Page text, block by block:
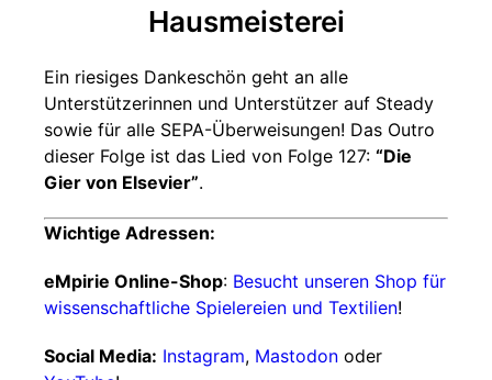
Hausmeisterei
Ein riesiges Dankeschön geht an alle
Unterstützerinnen und Unterstützer auf Steady
sowie für alle SEPA-Überweisungen! Das Outro
dieser Folge ist das Lied von Folge 127: “Die
Gier von Elsevier”.
Wichtige Adressen:
eMpirie Online-Shop: Besucht unseren Shop für
wissenschaftliche Spielereien und Textilien!
Social Media: Instagram, Mastodon oder